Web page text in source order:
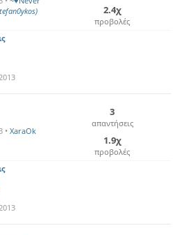
2.4χ
προβολές
• XaraOk
3
απαντήσεις
1.9χ
προβολές